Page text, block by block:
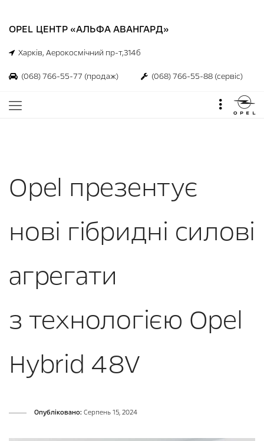
OPEL ЦЕНТР «АЛЬФА АВАНГАРД»
Харків, Аерокосмічний пр-т,314б
(068) 766-55-77 (продаж) (068) 766-55-88 (сервіс)
Opel презентує
нові гібридні силові
агрегати
з технологією Opel
Hybrid 48V
Опубліковано: Серпень 15, 2024